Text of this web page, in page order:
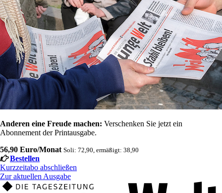
Anderen eine Freude machen: Verschenken Sie jetzt ein
Abonnement der Printausgabe.
56,90 Euro/Monat Soli: 72,90, ermäßigt: 38,90
Bestellen
Kurzzeitabo abschließen
Zur aktuellen Ausgabe